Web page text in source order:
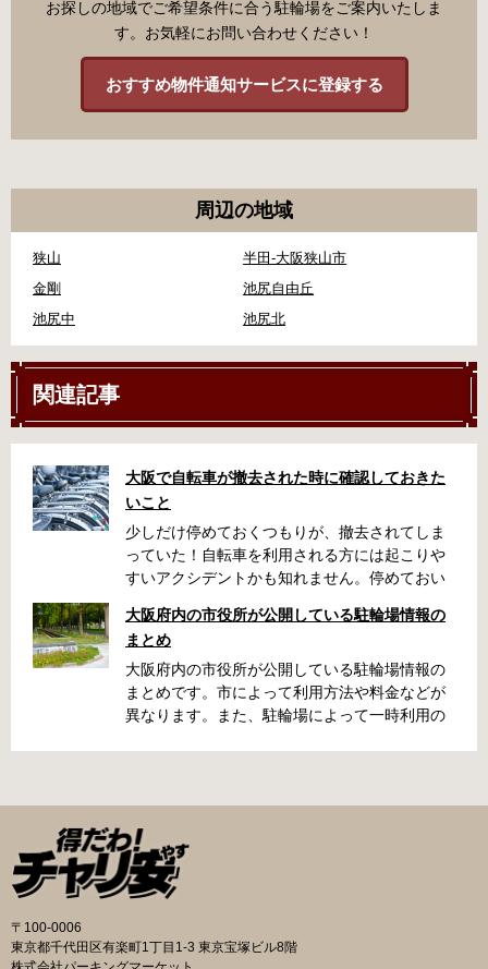
お探しの地域でご希望条件に合う駐輪場をご案内いたしま
す。お気軽にお問い合わせください！
おすすめ物件通知サービスに登録する
周辺の地域
狭山
半田-大阪狭山市
金剛
池尻自由丘
池尻中
池尻北
関連記事
大阪で自転車が撤去された時に確認しておきた
いこと
少しだけ停めておくつもりが、撤去されてしま
っていた！自転車を利用される方には起こりや
すいアクシデントかも知れません。停めておい
い、なんてことになってしまうかも知れませ
ん。そんな時に役立つ情報をまとめました。事
前に確認しておきましょう。 守口市で撤去され
た場合 放置自転車大日保管所 住所 守口市大日
町4丁目281の3番地 電話 06-6902-2340（業務
還料 2,500円 自転車の鍵 身分証明証 守口市HP
はこちら 堺市で撤去された場合 三国ヶ丘自転車
保管返還所 住所 堺区向陵東町1丁12-15 電話 三
国ヶ丘自転車保管返還所 最寄駅 南海高野線百舌
鳥八幡駅東出口 徒歩5分 返還の際に必要な書
堺市HPはこちら 吹田市で撤去された場合 片山
大阪府内の市役所が公開している駐輪場情報の
まとめ
大阪府内の市役所が公開している駐輪場情報の
まとめです。市によって利用方法や料金などが
異なります。また、駐輪場によって一時利用の
自転車駐輪場 利用方法 利用登録申請書の提出
利用登録申請書を窓口に提出ではなく、Web上
での利用登録になります。 利用料金 登録手数料
不要です。 定期利用料金 西三荘駅駐輪センター
屋根あり 一般：2,100円／月 屋根あり 障害者：
般：2,000円／月 屋根あり 学生：1,800円／月
〒100-0006
東京都千代田区有楽町1丁目1-3 東京宝塚ビル8階